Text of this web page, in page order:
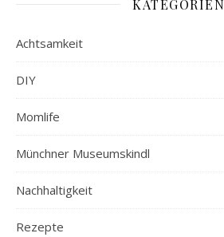
KATEGORIEN
Achtsamkeit
DIY
Momlife
Münchner Museumskindl
Nachhaltigkeit
Rezepte